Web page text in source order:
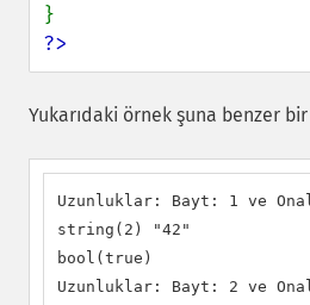
?>
Yukarıdaki örnek şuna benzer bir
Uzunluklar: Bayt: 1 ve
string(2) "42"
bool(true)
Uzunluklar: Bayt: 2 ve